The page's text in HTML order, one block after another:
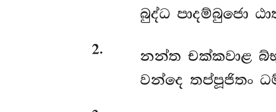
බුද්ධ පාදම්බුජො
2. නන්ත චක්කවාළ
වන්දෙ තප්පූජිතං